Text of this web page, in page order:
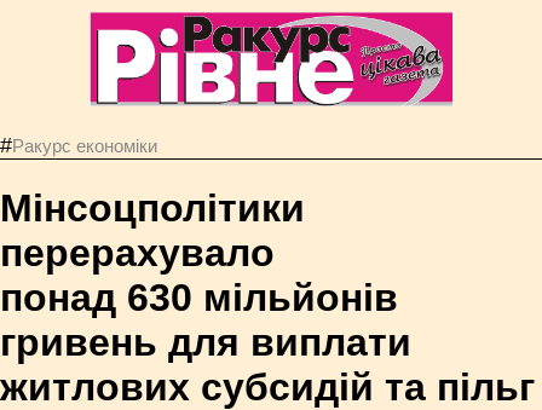
#Ракурс економiки
Мінсоцполітики
перерахувало
понад 630 мільйонів
гривень для виплати
житлових субсидій та пільг